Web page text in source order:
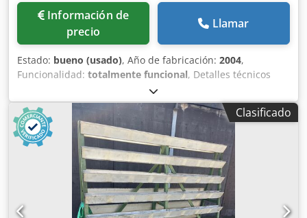
Información de
precio
Llamar
Estado: bueno (usado), Año de fabricación: 2004,
Funcionalidad: totalmente funcional, Detalles técnicos
Codpfxozruwle Aliorf Recorrido eje x: 620 mm Recorrido
eje y: 420 mm Recorrido eje z: 400 mm Control: Heidenhain
TNC 410M Superficie de la mesa: 800 x 400 mm
Portaherramientas: ISO 40 Velocidades del husillo -
infinitamente variable: 50 - 4000 rpm Motor principal: 5,5
kW Requisito total de potencia: kW Peso de la máquina
aprox.: 2,1 t Dimensiones aprox.: m Información adicional
* Control CNC HEIDENHAIN TNC 410M * Sistema de
refrigeración * Lámpara de máquina
Clasificado